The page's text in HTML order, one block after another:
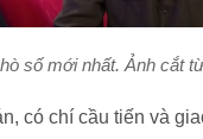
số mới nhất. Ảnh cắt
có chí cầu tiến và